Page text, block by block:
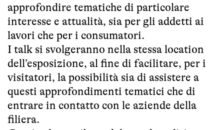
approfondire tematiche di particolare
interesse e attualità, sia per gli addetti ai
lavori che per i consumatori.
I talk si svolgeranno nella stessa location
dell’esposizione, al fine di facilitare, per i
visitatori, la possibilità sia di assistere a
questi approfondimenti tematici che di
entrare in contatto con le aziende della
filiera.